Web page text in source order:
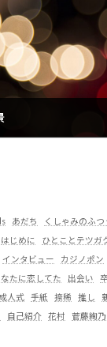
あだち くしゃみのふ
はじめに ひとことテツガ
インタビュー カジノポン
たに恋してた 出会い
成人式 手紙 捺稀 推し
自己紹介 花村 菅藤絢乃